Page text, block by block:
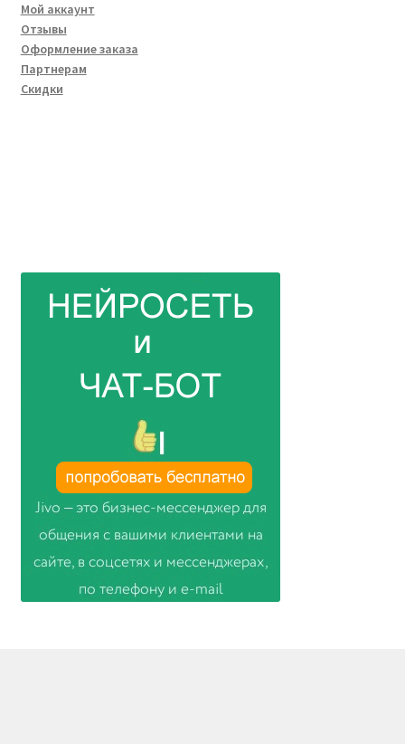
Мой аккаунт
Отзывы
Оформление заказа
Партнерам
Скидки